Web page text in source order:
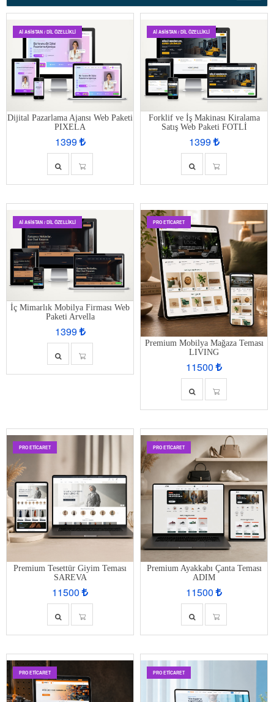
AI ASISTAN / DIL ÖZELLIKLI
Dijital Pazarlama Ajansı Web Paketi
PIXELA
1399
AI ASISTAN / DIL ÖZELLIKLI
Forklif ve İş Makinası Kiralama
Satış Web Paketi FOTLİ
1399
AI ASISTAN / DIL ÖZELLIKLI
İç Mimarlık Mobilya Firması Web
Paketi Arvella
1399
PRO ETİCARET
Premium Mobilya Mağaza Teması
LIVING
11500
PRO ETİCARET
Premium Tesettür Giyim Teması
SAREVA
11500
PRO ETİCARET
Premium Ayakkabı Çanta Teması
ADIM
11500
PRO ETİCARET PRO ETİCARET